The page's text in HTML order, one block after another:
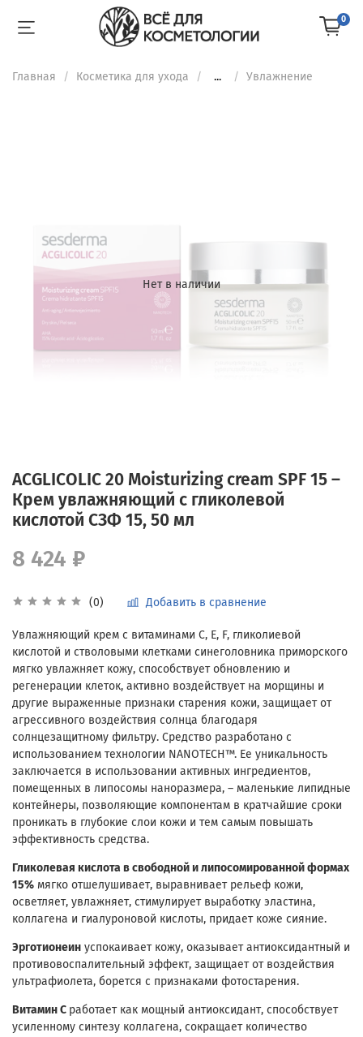
0
Главная Косметика для ухода ... Увлажнение
Нет в наличии
ACGLICOLIC 20 Moisturizing cream SPF 15 –
Крем увлажняющий с гликолевой
кислотой СЗФ 15, 50 мл
(0) Добавить в сравнение
8 424 ₽
Увлажняющий крем с витаминами С, Е, F, гликолиевой
кислотой и стволовыми клетками синеголовника приморского
мягко увлажняет кожу, способствует обновлению и
регенерации клеток, активно воздействует на морщины и
другие выраженные признаки старения кожи, защищает от
агрессивного воздействия солнца благодаря
солнцезащитному фильтру. Средство разработано с
использованием технологии NANOTECH™. Ее уникальность
заключается в использовании активных ингредиентов,
помещенных в липосомы наноразмера, – маленькие липидные
контейнеры, позволяющие компонентам в кратчайшие сроки
проникать в глубокие слои кожи и тем самым повышать
эффективность средства.
Гликолевая кислота в свободной и липосомированной формах
15% мягко отшелушивает, выравнивает рельеф кожи,
осветляет, увлажняет, стимулирует выработку эластина,
коллагена и гиалуроновой кислоты, придает коже сияние.
Эрготионеин успокаивает кожу, оказывает антиоксидантный и
противовоспалительный эффект, защищает от воздействия
ультрафиолета, борется с признаками фотостарения.
Витамин С работает как мощный антиоксидант, способствует
усиленному синтезу коллагена, сокращает количество